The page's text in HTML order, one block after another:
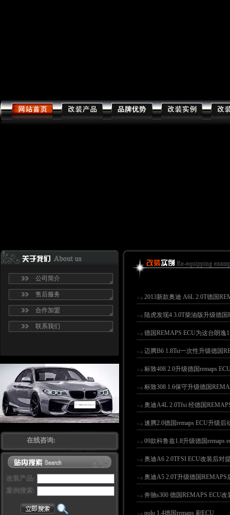
公司简介
售后服务
合作加盟
联系我们
在线咨询:
改装产品:
案例搜索:
2013新款奥迪 A6L 2.0T德国
陆虎发现4 3.0T柴油版升级德
德国REMAPS ECU为这台朗逸
迈腾B6 1.8Tsi一次性升级德国
标致408 2.0升级德国remaps
标致308 1.6保守升级德国
奥迪A4L 2.0Tfsi 经德国
速腾2.0德国remaps ECU升级后
09款科鲁兹1.8升级德国remaps
奥迪A6 2.0TFSI ECU改装后对
奥迪A5 2.0T升级德国REMAPS
奔驰s300 德国REMAPS ECU改
polo 1.4德国remaps 刷ECU